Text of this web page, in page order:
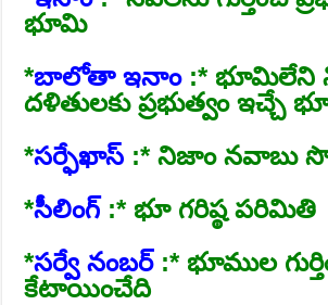
భూమి
*బాలోతా ఇనాం:* భూమిలేని
దళితులకు ప్రభుత్వం ఇచ్చే
*సర్ఫేఖాస్‌ :* నిజాం నవాబు
*సీలింగ్‌ :* భూ గరిష్ఠ పరిమితి
*సర్వే నంబర్‌:* భూముల
కేటాయించేది